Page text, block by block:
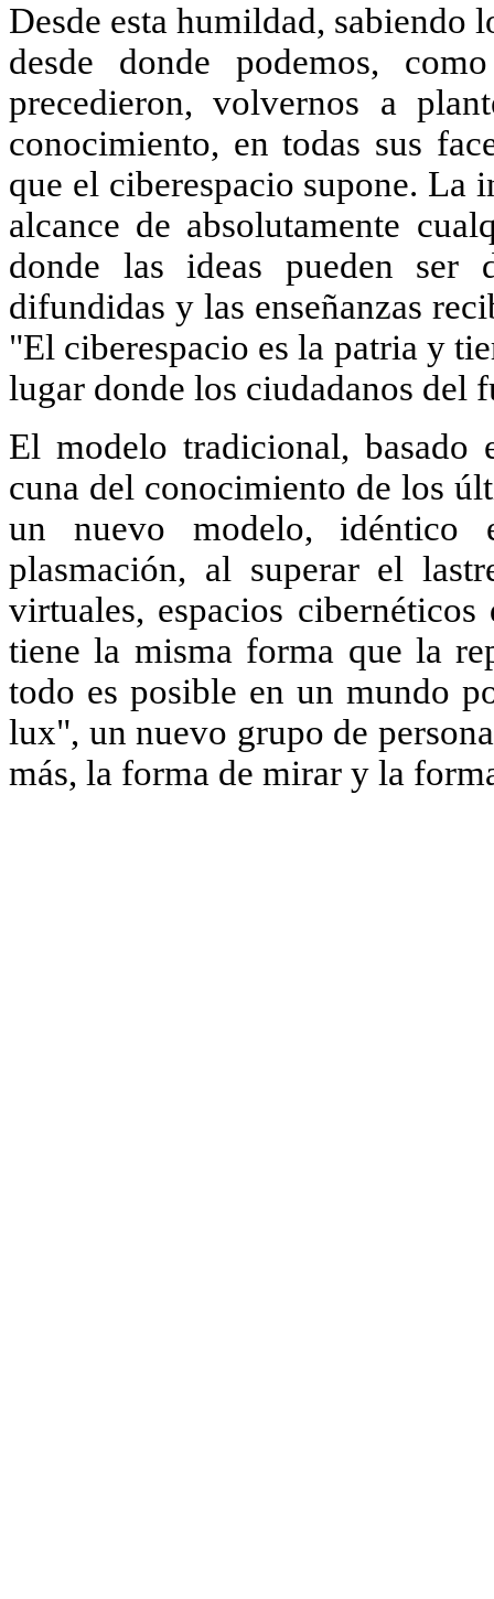
Desde esta humildad, sabiendo
desde donde podemos,
precedieron, volvernos a
conocimiento, en todas sus
que el ciberespacio supone. La
alcance de absolutamente
donde las ideas pueden ser
difundidas y las enseñanzas
"El ciberespacio es la patria y
lugar donde los ciudadanos del
El modelo tradicional, basado
cuna del conocimiento de los
un nuevo modelo,
plasmación, al superar el
virtuales, espacios
tiene la misma forma que la
todo es posible en un mundo
lux", un nuevo grupo de
más, la forma de mirar y la